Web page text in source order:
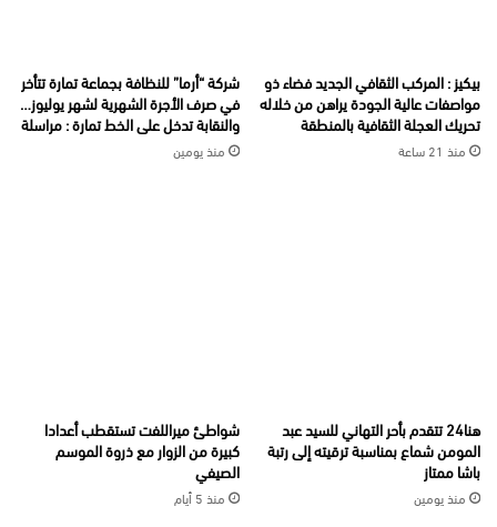
بيكيز : المركب الثقافي الجديد فضاء ذو
مواصفات عالية الجودة يراهن من خلاله
تحريك العجلة الثقافية بالمنطقة
منذ 21 ساعة
شركة “أرما” للنظافة بجماعة تمارة تتأخر
في صرف الأجرة الشهرية لشهر يوليوز…
والنقابة تدخل على الخط تمارة : مراسلة
منذ يومين
هنا24 تتقدم بأحر التهاني للسيد عبد
المومن شماع بمناسبة ترقيته إلى رتبة
باشا ممتاز
منذ يومين
شواطئ ميراللفت تستقطب أعدادا
كبيرة من الزوار مع ذروة الموسم
الصيفي
منذ 5 أيام